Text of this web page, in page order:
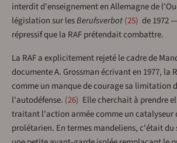
interdit d'enseignement en Allemagne de
législation sur lesBerufsverbot 25 de 1972
répressif que la RAF prétendait combattre.
La RAF a explicitement rejeté le cadre de
documente A. Grossman écrivant en 1977, la
comme un manque de courage sa limitation
l'autodéfense. 26 Elle cherchait à prendre
traitant l'action armée comme un catalyseur
prolétarien. En termes mandeliens, c'était